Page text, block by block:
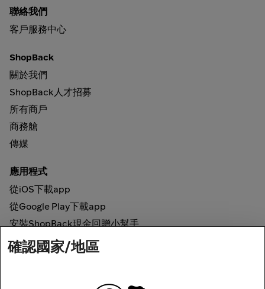
聯絡我們
客戶服務中心
ShopBack
關於我們
ShopBack人才招募
所有商戶
商務艙
傳媒
應用程式
從iOS下載app
從Google Play下載app
安裝ShopBack現金回贈小幫手
如何運作
確認國家/地區